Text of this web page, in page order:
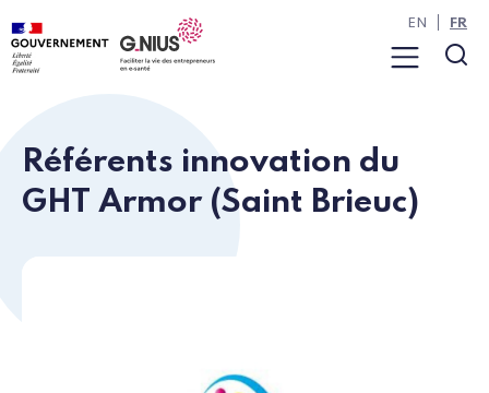
Panneau de gestion des cookies
Aller au contenu
Aller à la navigation
Menu
EN FR
Référents innovation du
GHT Armor (Saint Brieuc)